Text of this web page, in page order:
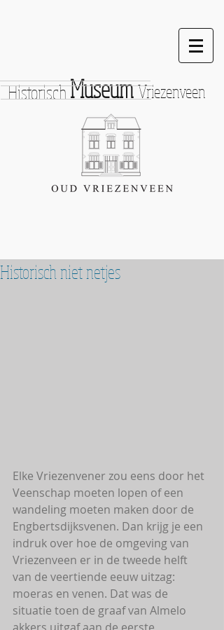
HistorischMuseumVriezenveen
Historisch niet netjes
Elke Vriezenvener zou eens door het
Veenschap moeten lopen of een
wandeling moeten maken door de
Engbertsdijksvenen. Dan krijg je een
indruk over hoe de omgeving van
Vriezenveen er in de tweede helft
van de veertiende eeuw uitzag:
moeras en venen. Dat was de
situatie toen de graaf van Almelo